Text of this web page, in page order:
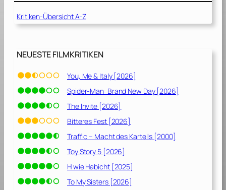
e
l
i
r
[
2
0
9
]
Kritiken-Übersicht A-Z
NEUESTE FILMKRITIKEN
You, Me & Italy [2026]
Spider-Man: Brand New Day [2026]
The Invite [2026]
Bitteres Fest [2026]
Traffic – Macht des Kartells [2000]
Toy Story 5 [2026]
H wie Habicht [2025]
To My Sisters [2026]